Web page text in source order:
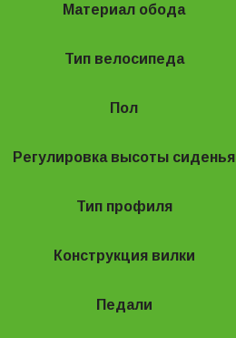
Материал обода
Тип велосипеда
Пол
Регулировка высоты сиденья
Тип профиля
Конструкция вилки
Педали